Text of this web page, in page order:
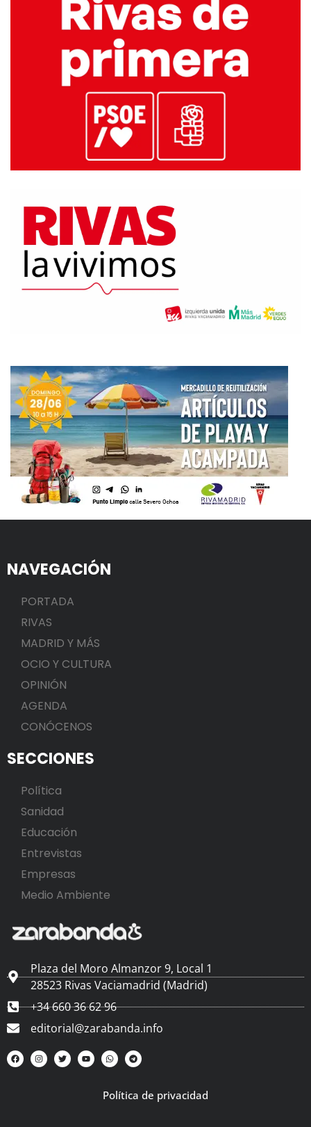
NAVEGACIÓN
PORTADA
RIVAS
MADRID Y MÁS
OCIO Y CULTURA
OPINIÓN
AGENDA
CONÓCENOS
SECCIONES
Política
Sanidad
Educación
Entrevistas
Empresas
Medio Ambiente
Plaza del Moro Almanzor 9, Local 1
28523 Rivas Vaciamadrid (Madrid)
+34 660 36 62 96
editorial@zarabanda.info
Política de privacidad